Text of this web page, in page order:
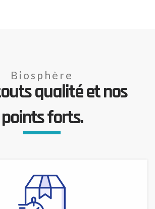
Biosphère
qualité et nos
points forts.